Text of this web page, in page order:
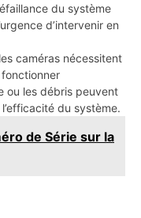
du système
d’intervenir en
caméras nécessitent
ou les débris peuvent
du système.
de Série sur la